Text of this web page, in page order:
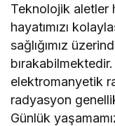
Teknolojik aletler
hayatımızı
sağlığımız
elektromanyetik
radyasyon
Günlük